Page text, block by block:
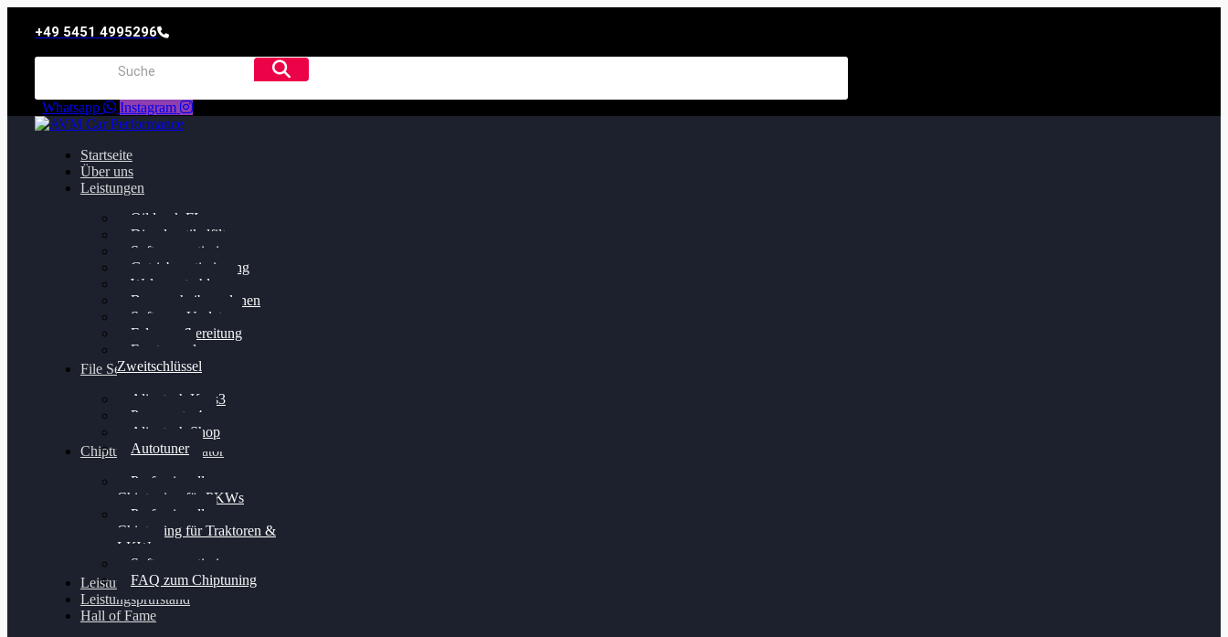
+49 5451 4995296
Whatsapp Instagram
Startseite
Über uns
Leistungen
Oildruck FIx
Dieselpartikelfilter
Softwareoptimierung
Getriebeoptimierung
Walnussstrahlen
Bremsscheiben planen
Software Update
Felgenaufbereitung
Ersatz- und
Zweitschlüssel
File Service
Alientech Kess3
Powergate 4
Alientech Shop
Autotuner
Chiptuning Konfigurator
Professionelles
Chiptuning für PKWs
Professionelles
Chiptuning für Traktoren &
LKW
Softwareoptimierung
FAQ zum Chiptuning
Leistungsmessung
Leistungsprüfstand
Hall of Fame